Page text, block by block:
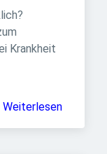
Krankheit
Weiterlesen